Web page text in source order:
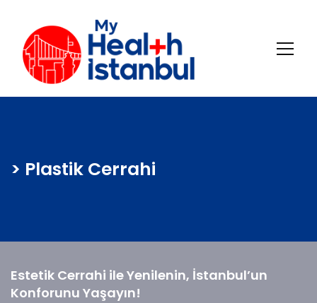
> Plastik Cerrahi
Estetik Cerrahi ile Yenilenin, İstanbul’un
Konforunu Yaşayın!